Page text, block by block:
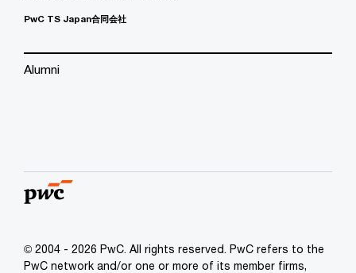
PwC TS Japan合同会社
Alumni
© 2004 - 2026 PwC. All rights reserved. PwC refers to the
PwC network and/or one or more of its member firms,